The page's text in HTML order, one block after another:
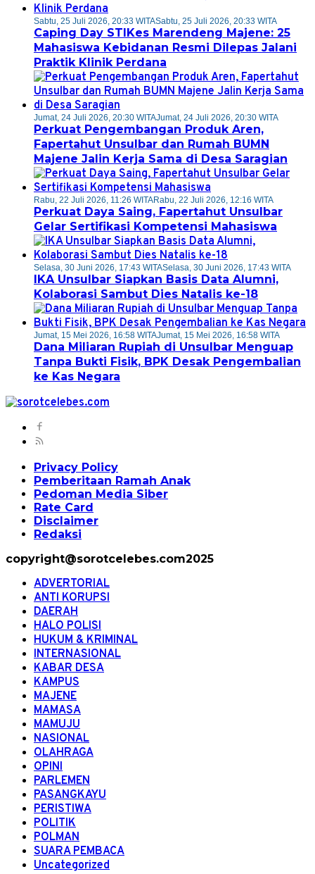
Sabtu, 25 Juli 2026, 20:33 WITASabtu, 25 Juli 2026, 20:33 WITA
Caping Day STIKes Marendeng Majene: 25
Mahasiswa Kebidanan Resmi Dilepas Jalani
Praktik Klinik Perdana
Jumat, 24 Juli 2026, 20:30 WITAJumat, 24 Juli 2026, 20:30 WITA
Perkuat Pengembangan Produk Aren,
Fapertahut Unsulbar dan Rumah BUMN
Majene Jalin Kerja Sama di Desa Saragian
Rabu, 22 Juli 2026, 11:26 WITARabu, 22 Juli 2026, 12:16 WITA
Perkuat Daya Saing, Fapertahut Unsulbar
Gelar Sertifikasi Kompetensi Mahasiswa
Selasa, 30 Juni 2026, 17:43 WITASelasa, 30 Juni 2026, 17:43 WITA
IKA Unsulbar Siapkan Basis Data Alumni,
Kolaborasi Sambut Dies Natalis ke-18
Jumat, 15 Mei 2026, 16:58 WITAJumat, 15 Mei 2026, 16:58 WITA
Dana Miliaran Rupiah di Unsulbar Menguap
Tanpa Bukti Fisik, BPK Desak Pengembalian
ke Kas Negara
Privacy Policy
Pemberitaan Ramah Anak
Pedoman Media Siber
Rate Card
Disclaimer
Redaksi
copyright@sorotcelebes.com2025
ADVERTORIAL
ANTI KORUPSI
DAERAH
HALO POLISI
HUKUM & KRIMINAL
INTERNASIONAL
KABAR DESA
KAMPUS
MAJENE
MAMASA
MAMUJU
NASIONAL
OLAHRAGA
OPINI
PARLEMEN
PASANGKAYU
PERISTIWA
POLITIK
POLMAN
SUARA PEMBACA
Uncategorized